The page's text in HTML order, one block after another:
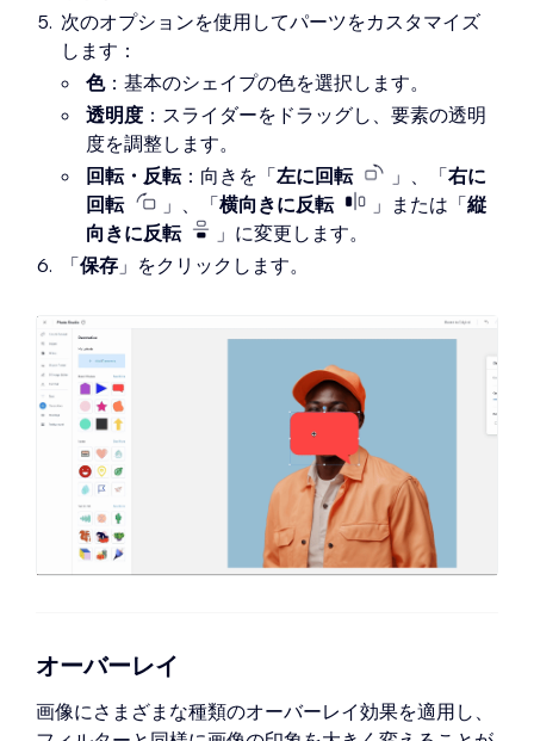
次のオプションを使用してパーツをカスタマイズ
します：
色：基本のシェイプの色を選択します。
透明度 ：スライダーをドラッグし、要素の透明
度を調整します。
回転・反転：向きを「左に回転 」、「右に
回転
」、「横向きに反転 」または「縦
向きに反転
」に変更します。
「保存 」をクリックします。
オーバーレイ
画像にさまざまな種類のオーバーレイ効果を適用し、